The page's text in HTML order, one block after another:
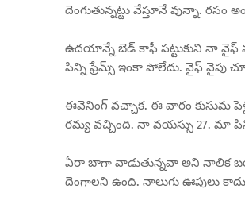
దెంగుతున్నట్టు వేస్తూనే వున్నా.
ఉదయాన్నే బెడ్ కాఫీ పట్టుకుని నా వైఫ్
పిన్ని ఫ్రేమ్స్ ఇంకా పోలేదు. వైఫ్ వైపు
ఈవెనింగ్ వచ్చాక. ఈ వారం కుసుమ
రమ్య వచ్చింది. నా వయస్సు 27. మా
ఏరా బాగా వాడుతున్నవా అని నాలిక
దెంగాలని ఉంది. నాలుగు ఊపులు